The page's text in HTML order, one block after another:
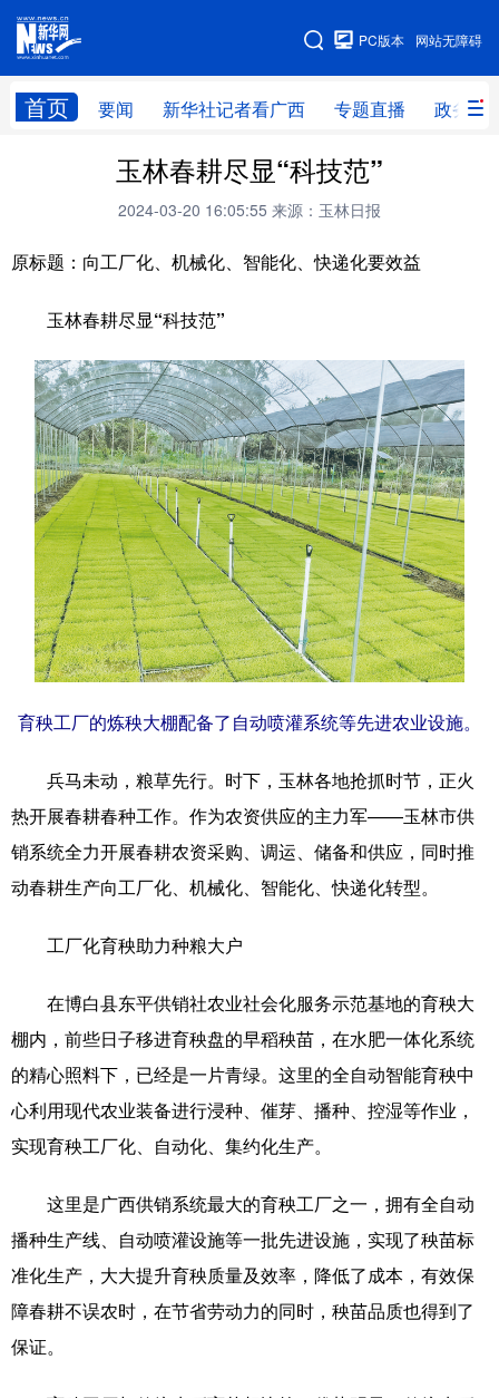
网站无障碍
PC版本
首页 要闻 新华社记者看广西 专题直播 政务信
网站地图
新华社记者 专题直播
图片新闻 壮美广西
学习进行时 高层 时政 人事
国际 财经 网评 港澳
台湾 思客智库 全球连线 教育
科技 科普 体育 文化
健康 军事 访谈 视频
图片 中央文件 金融 汽车
食品 人居 信息化 乡村振兴
溯源中国 城市 旅游 能源
会展 彩票 娱乐 时尚
悦读 公益 书画 一带一路
亚太网 上市公司 文化产业
地方频道
北京 天津 河北 山西
辽宁 吉林 上海 江苏
浙江 江西
山东 河南 湖北
四川 贵州 云南 西藏
陕西 甘肃 青海 宁夏
新疆 内蒙古 黑龙江
玉林春耕尽显“科技范”
2024-03-20 16:05:55 来源：玉林日报
原标题：向工厂化、机械化、智能化、快递化要效益
玉林春耕尽显“科技范”
育秧工厂的炼秧大棚配备了自动喷灌系统等先进农业设施。
兵马未动，粮草先行。时下，玉林各地抢抓时节，正火
热开展春耕春种工作。作为农资供应的主力军——玉林市供
销系统全力开展春耕农资采购、调运、储备和供应，同时推
动春耕生产向工厂化、机械化、智能化、快递化转型。
工厂化育秧助力种粮大户
在博白县东平供销社农业社会化服务示范基地的育秧大
棚内，前些日子移进育秧盘的早稻秧苗，在水肥一体化系统
的精心照料下，已经是一片青绿。这里的全自动智能育秧中
心利用现代农业装备进行浸种、催芽、播种、控湿等作业，
实现育秧工厂化、自动化、集约化生产。
这里是广西供销系统最大的育秧工厂之一，拥有全自动
播种生产线、自动喷灌设施等一批先进设施，实现了秧苗标
准化生产，大大提升育秧质量及效率，降低了成本，有效保
障春耕不误农时，在节省劳动力的同时，秧苗品质也得到了
保证。